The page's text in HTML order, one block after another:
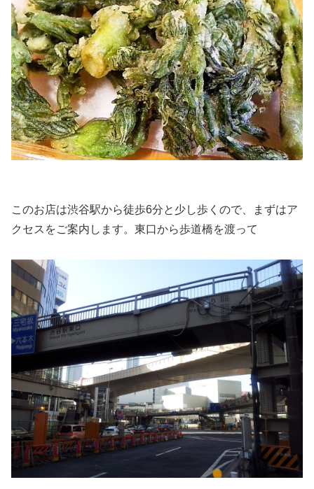
このお店は渋谷駅から徒歩6分と少し歩くので、まずはア
クセスをご案内します。東口から歩道橋を渡って